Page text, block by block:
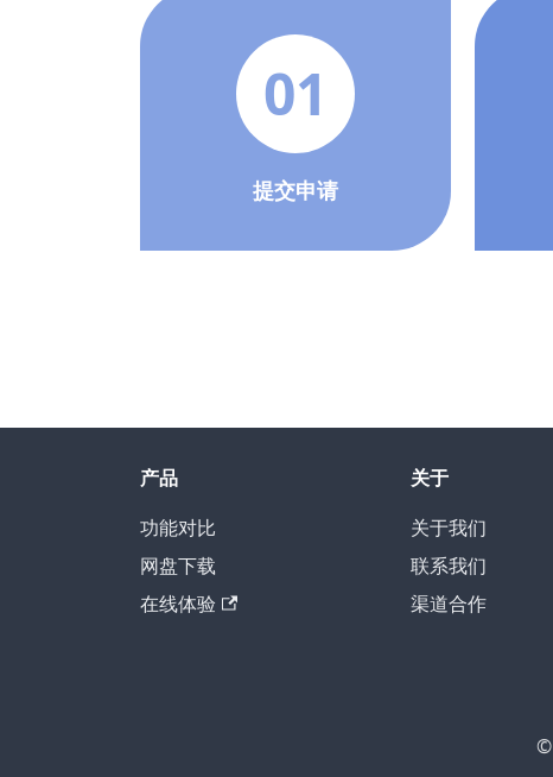
01
提交申请
产品
功能对比
网盘下载
在线体验
关于
关于我们
联系我们
渠道合作
©